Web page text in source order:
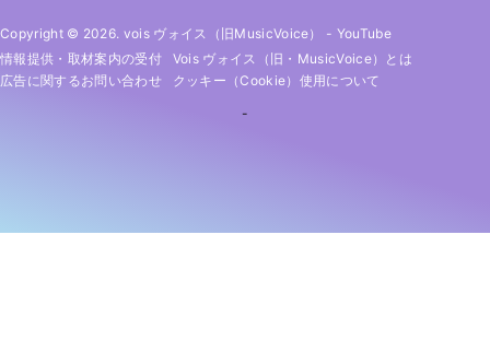
Copyright © 2026. vois ヴォイス（旧MusicVoice） - YouTube
情報提供・取材案内の受付
Vois ヴォイス（旧・MusicVoice）とは
広告に関するお問い合わせ
クッキー（cookie）使用について
-